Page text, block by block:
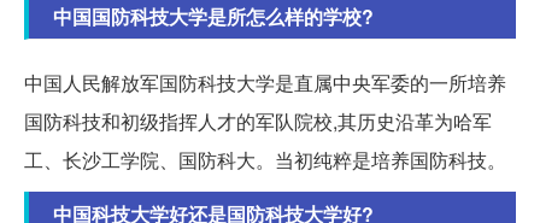
中国国防科技大学是所怎么样的学校?
中国人民解放军国防科技大学是直属中央军委的一所培养
国防科技和初级指挥人才的军队院校,其历史沿革为哈军
工、长沙工学院、国防科大。当初纯粹是培养国防科技。
中国科技大学好还是国防科技大学好?